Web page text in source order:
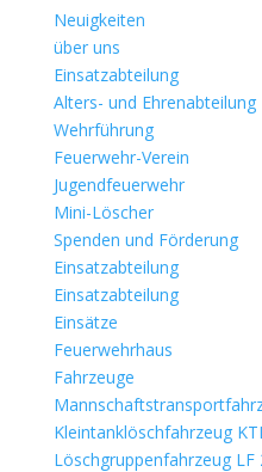
Neuigkeiten
über uns
Einsatzabteilung
Alters- und Ehrenabteilung
Wehrführung
Feuerwehr-Verein
Jugendfeuerwehr
Mini-Löscher
Spenden und Förderung
Einsatzabteilung
Einsatzabteilung
Einsätze
Feuerwehrhaus
Fahrzeuge
Kleintanklöschfahrzeug
Löschgruppenfahrzeug LF